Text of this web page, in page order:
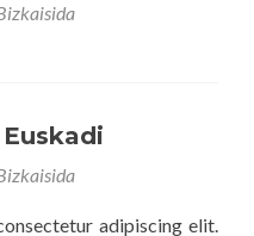
adipiscing elit.